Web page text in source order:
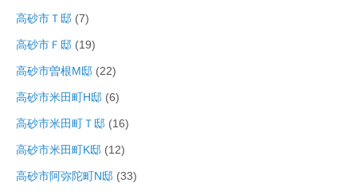
高砂市Ｔ邸 (7)
高砂市Ｆ邸 (19)
高砂市曽根M邸 (22)
高砂市米田町H邸 (6)
高砂市米田町Ｔ邸 (16)
高砂市米田町K邸 (12)
高砂市阿弥陀町N邸 (33)